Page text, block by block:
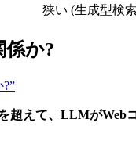
狭い (生成型検
か?
えて、LLMがWeb